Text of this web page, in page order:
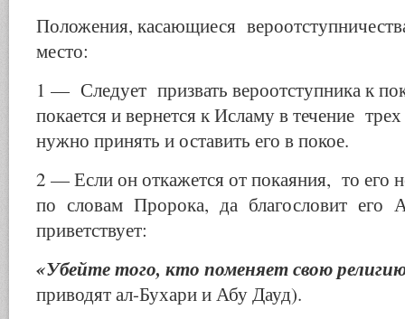
Положения, касающиеся
место:
1 — Следует призвать вероотступника к
покается и вернется к Исламу в течение
нужно принять и оставить его в покое.
2 — Если он откажется от покаяния, то его
по словам Пророка, да благословит его
приветствует:
«Убейте того, кто поменяет свою
приводят ал-Бухари и Абу Дауд).